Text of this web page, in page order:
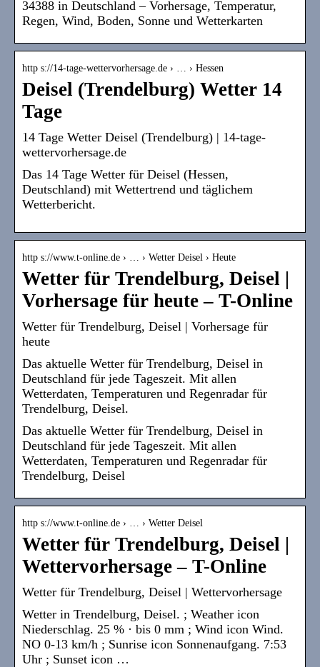
34388 in Deutschland – Vorhersage, Temperatur,
Regen, Wind, Boden, Sonne und Wetterkarten
http s://14-tage-wettervorhersage.de › … › Hessen
Deisel (Trendelburg) Wetter 14
Tage
14 Tage Wetter Deisel (Trendelburg) | 14-tage-
wettervorhersage.de
Das 14 Tage Wetter für Deisel (Hessen,
Deutschland) mit Wettertrend und täglichem
Wetterbericht.
http s://www.t-online.de › … › Wetter Deisel › Heute
Wetter für Trendelburg, Deisel |
Vorhersage für heute – T-Online
Wetter für Trendelburg, Deisel | Vorhersage für
heute
Das aktuelle Wetter für Trendelburg, Deisel in
Deutschland für jede Tageszeit. Mit allen
Wetterdaten, Temperaturen und Regenradar für
Trendelburg, Deisel.
Das aktuelle Wetter für Trendelburg, Deisel in
Deutschland für jede Tageszeit. Mit allen
Wetterdaten, Temperaturen und Regenradar für
Trendelburg, Deisel
http s://www.t-online.de › … › Wetter Deisel
Wetter für Trendelburg, Deisel |
Wettervorhersage – T-Online
Wetter für Trendelburg, Deisel | Wettervorhersage
Wetter in Trendelburg, Deisel. ; Weather icon
Niederschlag. 25 % · bis 0 mm ; Wind icon Wind.
NO 0-13 km/h ; Sunrise icon Sonnenaufgang. 7:53
Uhr ; Sunset icon …